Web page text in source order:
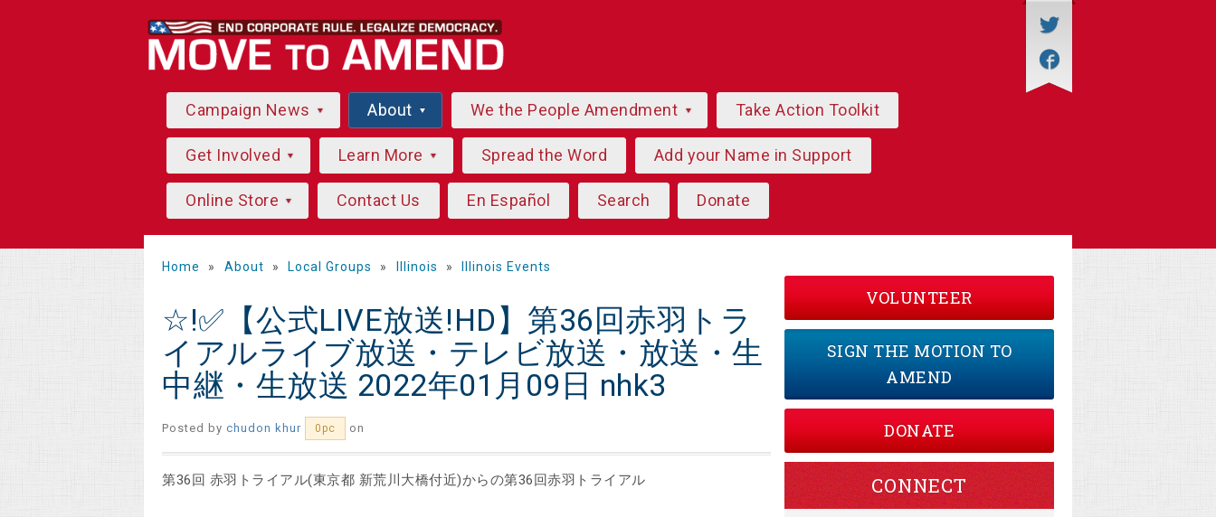
Campaign News About We the People Amendment Take Action Toolkit
Get Involved Learn More Spread the Word Add your Name in Support
Online Store Contact Us En Español Search Donate
Home » About » Local Groups » Illinois » Illinois Events
☆!✅【公式LIVE放送!HD】第36回赤羽トラ
イアルライブ放送・テレビ放送・放送・生
中継・生放送 2022年01月09日 nhk3
Posted by chudon khur 0pc on
第36回 赤羽トライアル(東京都 新荒川大橋付近)からの第36回赤羽トライアル
VOLUNTEER
SIGN THE MOTION TO
AMEND
DONATE
CONNECT